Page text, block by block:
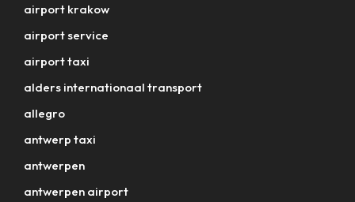
airport krakow
airport service
airport taxi
alders internationaal transport
allegro
antwerp taxi
antwerpen
antwerpen airport